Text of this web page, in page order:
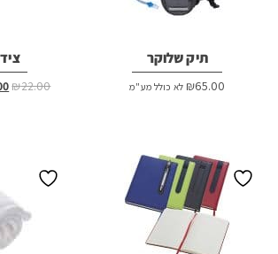
תיק שלוקר
₪65.00 לא כולל מע"מ ₪22.00